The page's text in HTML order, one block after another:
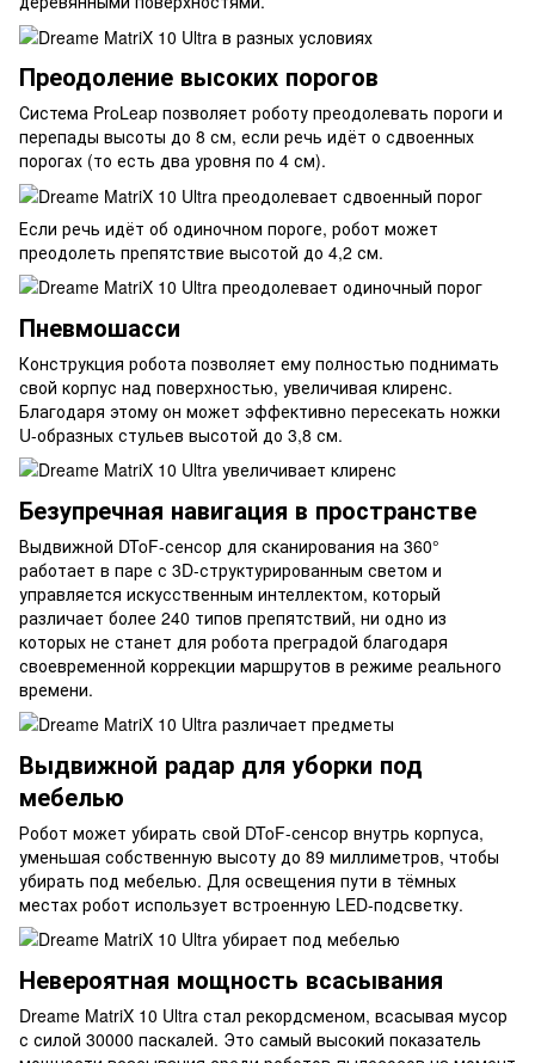
Преодоление высоких порогов
Система ProLeap позволяет роботу преодолевать пороги и
перепады высоты до 8 см, если речь идёт о сдвоенных
порогах (то есть два уровня по 4 см).
Если речь идёт об одиночном пороге, робот может
преодолеть препятствие высотой до 4,2 см.
Пневмошасси
Конструкция робота позволяет ему полностью поднимать
свой корпус над поверхностью, увеличивая клиренс.
Благодаря этому он может эффективно пересекать ножки
U-образных стульев высотой до 3,8 см.
Безупречная навигация в пространстве
Выдвижной DToF-сенсор для сканирования на 360°
работает в паре с 3D-структурированным светом и
управляется искусственным интеллектом, который
различает более 240 типов препятствий, ни одно из
которых не станет для робота преградой благодаря
своевременной коррекции маршрутов в режиме реального
времени.
Выдвижной радар для уборки под
мебелью
Робот может убирать свой DToF-сенсор внутрь корпуса,
уменьшая собственную высоту до 89 миллиметров, чтобы
убирать под мебелью. Для освещения пути в тёмных
местах робот использует встроенную LED-подсветку.
Невероятная мощность всасывания
Dreame MatriX 10 Ultra стал рекордсменом, всасывая мусор
с силой 30000 паскалей. Это самый высокий показатель